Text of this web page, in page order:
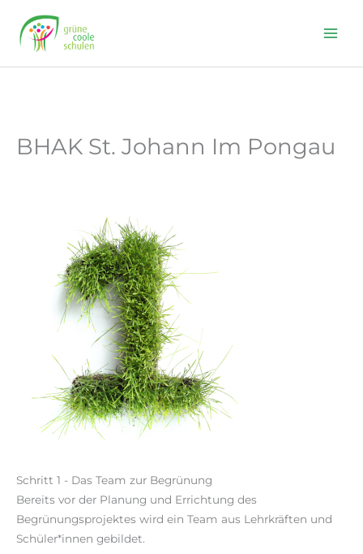
content
BHAK St. Johann Im Pongau
Schritt 1 - Das Team zur Begrünung
Bereits vor der Planung und Errichtung des
Begrünungsprojektes wird ein Team aus Lehrkräften und
Schüler*innen gebildet.